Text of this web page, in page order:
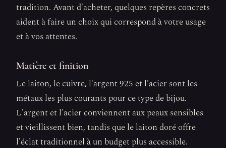
tradition. Avant d'acheter, quelques repères concrets
aident à faire un choix qui correspond à votre usage
et à vos attentes.
Matière et finition
Le laiton, le cuivre, l'argent 925 et l'acier sont les
métaux les plus courants pour ce type de bijou.
L'argent et l'acier conviennent aux peaux sensibles
et vieillissent bien, tandis que le laiton doré offre
l'éclat traditionnel à un budget plus accessible.